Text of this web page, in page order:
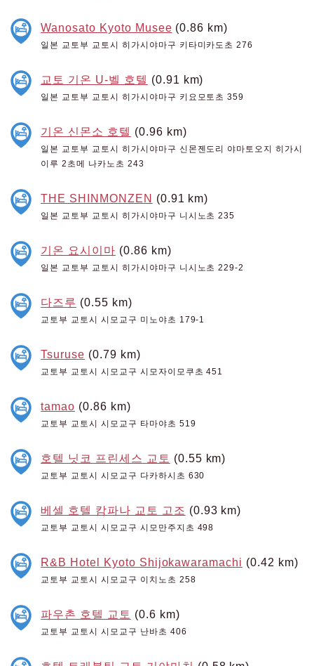
Wanosato Kyoto Musee (0.86 km)
일본 교토부 교토시 히가시야마구 키타미카도초 276
교토 기온 U-벨 호텔 (0.91 km)
일본 교토부 교토시 히가시야마구 키요모토초 359
기온 신몬소 호텔 (0.96 km)
일본 교토부 교토시 히가시야마구 신몬젠도리 야마토오지 히가시
이루 2초메 나카노초 243
THE SHINMONZEN (0.91 km)
일본 교토부 교토시 히가시야마구 니시노초 235
기온 요시이마 (0.86 km)
일본 교토부 교토시 히가시야마구 니시노초 229-2
다즈루 (0.55 km)
교토부 교토시 시모교구 미노야초 179-1
Tsuruse (0.79 km)
교토부 교토시 시모교구 시모자이모쿠초 451
tamao (0.86 km)
교토부 교토시 시모교구 타마야초 519
호텔 닛코 프린세스 교토 (0.55 km)
교토부 교토시 시모교구 다카하시초 630
베셀 호텔 캄파나 교토 고조 (0.93 km)
교토부 교토시 시모교구 시모만주지초 498
R&B Hotel Kyoto Shijokawaramachi (0.42 km)
교토부 교토시 시모교구 이치노초 258
파우촌 호텔 교토 (0.6 km)
교토부 교토시 시모교구 난바초 406